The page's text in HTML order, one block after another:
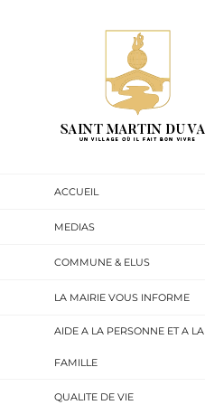
ACCUEIL
MEDIAS
COMMUNE & ELUS
LA MAIRIE VOUS INFORME
AIDE A LA PERSONNE ET A LA
FAMILLE
QUALITE DE VIE